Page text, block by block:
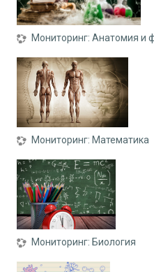
Мониторинг: Анатомия и
Мониторинг: Математика
Мониторинг: Биология